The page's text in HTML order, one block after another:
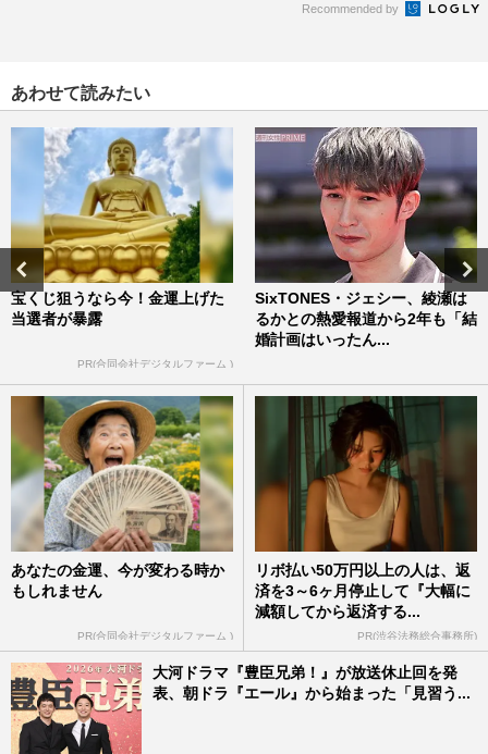
Recommended by
あわせて読みたい
宝くじ狙うなら今！金運上げた
当選者が暴露
PR(合同会社デジタルファーム )
SixTONES・ジェシー、綾瀬は
るかとの熱愛報道から2年も「結
婚計画はいったん...
あなたの金運、今が変わる時か
もしれません
PR(合同会社デジタルファーム )
リボ払い50万円以上の人は、返
済を3～6ヶ月停止して『大幅に
減額してから返済する...
PR(渋谷法務総合事務所)
大河ドラマ『豊臣兄弟！』が放送休止回を発
表、朝ドラ『エール』から始まった「見習う...